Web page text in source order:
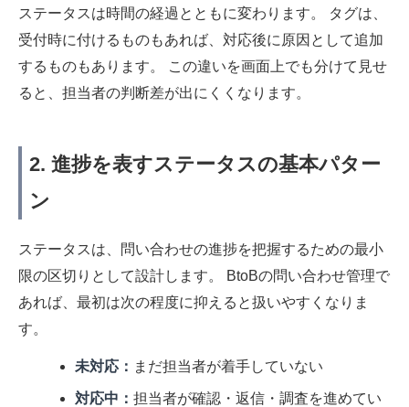
ステータスは時間の経過とともに変わります。 タグは、
受付時に付けるものもあれば、対応後に原因として追加
するものもあります。 この違いを画面上でも分けて見せ
ると、担当者の判断差が出にくくなります。
2. 進捗を表すステータスの基本パター
ン
ステータスは、問い合わせの進捗を把握するための最小
限の区切りとして設計します。 BtoBの問い合わせ管理で
あれば、最初は次の程度に抑えると扱いやすくなりま
す。
未対応： まだ担当者が着手していない
対応中：担当者が確認・返信・調査を進めてい